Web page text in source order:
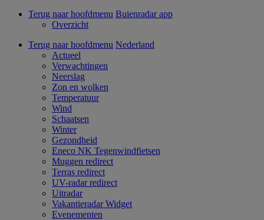
Terug naar hoofdmenu Buienradar app
Overzicht
Terug naar hoofdmenu Nederland
Actueel
Verwachtingen
Neerslag
Zon en wolken
Temperatuur
Wind
Schaatsen
Winter
Gezondheid
Eneco NK Tegenwindfietsen
Muggen redirect
Terras redirect
UV-radar redirect
Uitradar
Vakantieradar Widget
Evenementen